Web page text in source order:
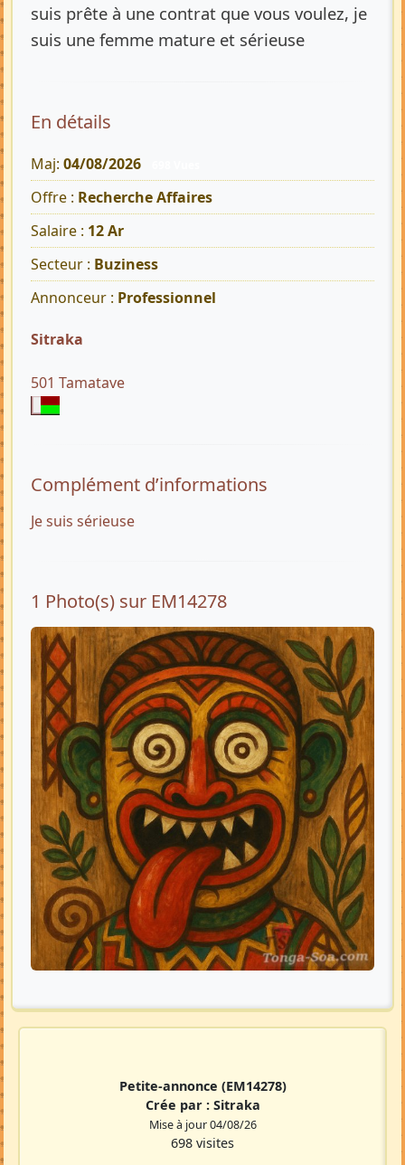
suis prête à une contrat que vous voulez, je
suis une femme mature et sérieuse
En détails
Maj: 04/08/2026
Offre : Recherche Affaires
Salaire : 12 Ar
Secteur : Buziness
Annonceur : Professionnel
Sitraka
501 Tamatave
Complément d’informations
Je suis sérieuse
1 Photo(s) sur EM14278
Petite-annonce (EM14278)
Crée par : Sitraka
Mise à jour 04/08/26
698 visites